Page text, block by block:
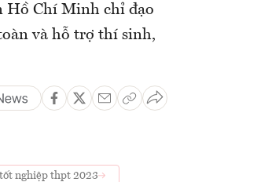
Hồ Chí Minh chỉ đạo
và hỗ trợ thí sinh,
nghiệp thpt 2023